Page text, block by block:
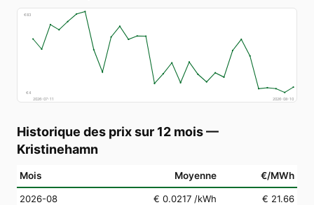
€83
€4
2026-07-11
2026-08-10
Historique des prix sur 12 mois—
Kristinehamn
Mois Moyenne €/MWh
2026-08 € 0.0217 /kWh
€ 21.66